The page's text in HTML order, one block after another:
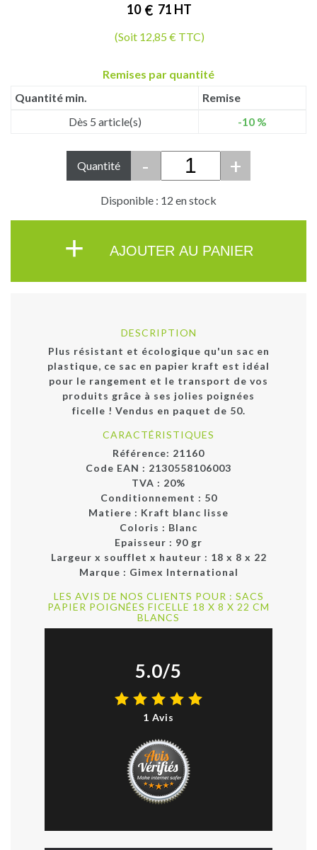
10 € 71 HT
(Soit 12,85 € TTC)
Remises par quantité
Quantité min.
Remise
Dès 5 article(s)
-10 %
Quantité - +
Disponible : 12 en stock
+ AJOUTER AU PANIER
DESCRIPTION
Plus résistant et écologique qu'un sac en
plastique, ce sac en papier kraft est idéal
pour le rangement et le transport de vos
produits grâce à ses jolies poignées
ficelle ! Vendus en paquet de 50.
CARACTÉRISTIQUES
Référence: 21160
Code EAN : 2130558106003
TVA : 20%
Conditionnement : 50
Matiere : Kraft blanc lisse
Coloris : Blanc
Epaisseur : 90 gr
Largeur x soufflet x hauteur : 18 x 8 x 22
Marque : Gimex International
LES AVIS DE NOS CLIENTS POUR : SACS
PAPIER POIGNÉES FICELLE 18 X 8 X 22 CM
BLANCS
5.0/5
1 Avis